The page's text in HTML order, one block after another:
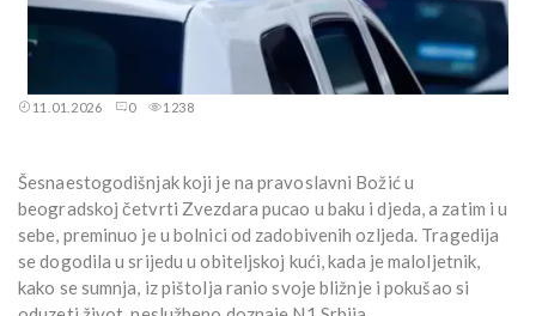
11.01.2026 0 1238
Šesnaestogodišnjak koji je na pravoslavni Božić u
beogradskoj četvrti Zvezdara pucao u baku i djeda, a zatim i u
sebe, preminuo je u bolnici od zadobivenih ozljeda. Tragedija
se dogodila u srijedu u obiteljskoj kući, kada je maloljetnik,
kako se sumnja, iz pištolja ranio svoje bližnje i pokušao si